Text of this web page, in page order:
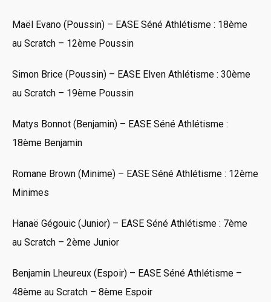
Maël Evano (Poussin) – EASE Séné Athlétisme : 18ème
au Scratch – 12ème Poussin
Simon Brice (Poussin) – EASE Elven Athlétisme : 30ème
au Scratch – 19ème Poussin
Matys Bonnot (Benjamin) – EASE Séné Athlétisme :
18ème Benjamin
Romane Brown (Minime) – EASE Séné Athlétisme : 12ème
Minimes
Hanaë Gégouic (Junior) – EASE Séné Athlétisme : 7ème
au Scratch – 2ème Junior
Benjamin Lheureux (Espoir) – EASE Séné Athlétisme –
48ème au Scratch – 8ème Espoir